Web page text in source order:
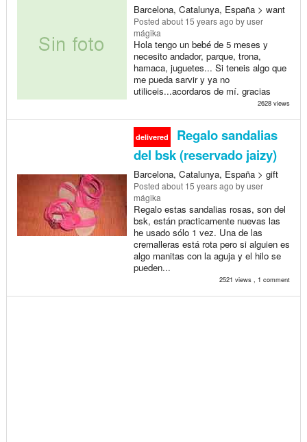
Barcelona, Catalunya, España > want
Posted about 15 years ago by user
mágika
Hola tengo un bebé de 5 meses y
necesito andador, parque, trona,
hamaca, juguetes... Si teneis algo que
me pueda sarvir y ya no
utiliceis...acordaros de mí. gracias
2628 views
delivered
Regalo sandalias
del bsk (reservado jaizy)
Barcelona, Catalunya, España > gift
Posted about 15 years ago by user
mágika
Regalo estas sandalias rosas, son del
bsk, están practicamente nuevas las
he usado sólo 1 vez. Una de las
cremalleras está rota pero si alguien es
algo manitas con la aguja y el hilo se
pueden...
2521 views , 1 comment